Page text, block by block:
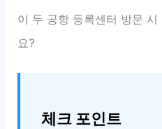
이 두 공항 등록센터 방문
요?
체크 포인트